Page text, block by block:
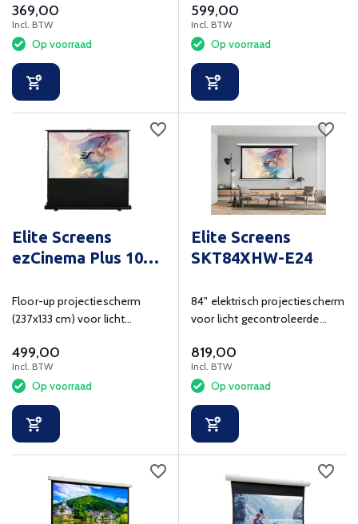
High Contrast doek in 16:9
369,00
Incl. BTW
Op voorraad
599,00
Incl. BTW
Op voorraad
Elite Screens
ezCinema Plus 107
Floor-up projectiescherm
(237x133 cm) voor licht
schaar-mechanisme.
499,00
Incl. BTW
Op voorraad
Elite Screens
SKT84XHW-E24
84" elektrisch projectiescherm
voor licht gecontroleerde
16:9
819,00
Incl. BTW
Op voorraad